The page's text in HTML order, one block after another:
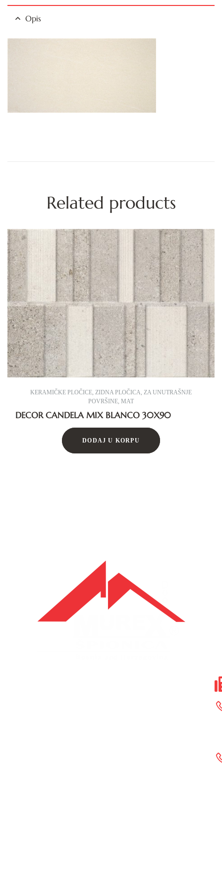
Opis
Related products
KERAMIČKE PLOČICE ZIDNA PLOČICA ZA UNUTRAŠNJE
POVRŠINE MAT
DECOR CANDELA MIX BLANCO 30X90
DODAJ U KORPU